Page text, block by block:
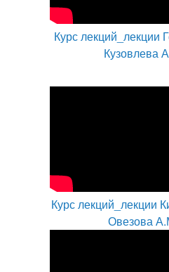
Курс лекций_лекции
Кузовлева
Курс лекций_лекции
Овезова